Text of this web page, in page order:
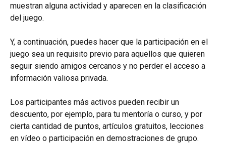
muestran alguna actividad y aparecen en la clasificación
del juego.
Y, a continuación, puedes hacer que la participación en el
juego sea un requisito previo para aquellos que quieren
seguir siendo amigos cercanos y no perder el acceso a
información valiosa privada.
Los participantes más activos pueden recibir un
descuento, por ejemplo, para tu mentoría o curso, y por
cierta cantidad de puntos, artículos gratuitos, lecciones
en vídeo o participación en demostraciones de grupo.